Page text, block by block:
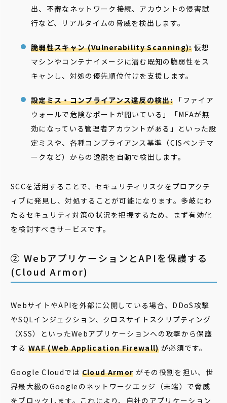
出、不審なネットワーク接続、アカウントの侵害試
行など、リアルタイムの脅威を検出します。
脆弱性スキャン (Vulnerability Scanning):仮想
マシンやコンテナイメージに潜む既知の脆弱性をス
キャンし、対処の優先順位付けを支援します。
設定ミス・コンプライアンス違反の検出: 「ファイア
ウォールで危険なポートが開いている」「MFAが無
効になっている管理者アカウントがある」といった設
定ミスや、各種コンプライアンス基準（CISベンチマ
ークなど）からの逸脱を自動で検出します。
SCCを活用することで、セキュリティリスクをプロアクテ
ィブに発見し、対処することが可能になります。多岐にわ
たるセキュリティ対策の状況を把握するため、まず有効化
を検討すべきサービスです。
② WebアプリケーションとAPIを保護する
(Cloud Armor)
WebサイトやAPIを外部に公開している場合、DDoS攻撃
やSQLインジェクション、クロスサイトスクリプティング
（XSS）といったWebアプリケーションへの攻撃から保護
する WAF (Web Application Firewall)が必須です。
Google Cloudでは Cloud Armor がその役割を担い、世
界最大級のGoogleのネットワークエッジ（末端）で脅威
をブロックします。これにより、自社のアプリケーション